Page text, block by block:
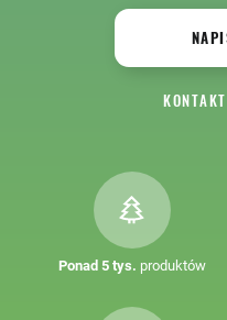
KONTAKT
Ponad 5 tys. produktów